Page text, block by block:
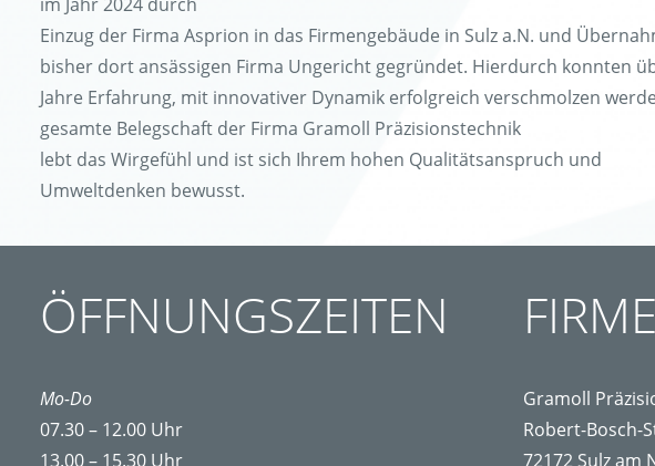
Einzug der Firma Asprion in das Firmengebäude in Sulz a.N. und
bisher dort ansässigen Firma Ungericht gegründet. Hierdurch konnten
Jahre Erfahrung, mit innovativer Dynamik erfolgreich verschmolzen
gesamte Belegschaft der Firma Gramoll Präzisionstechnik
lebt das Wirgefühl und ist sich Ihrem hohen Qualitätsanspruch und
Umweltdenken bewusst.
ÖFFNUNGSZEITEN
Mo-Do
07.30 – 12.00 Uhr
13.00 – 15.30 Uhr
Gramoll
Robert-Bosch-
72172 Sulz am